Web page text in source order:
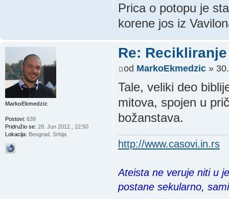
Prica o potopu je
korene jos iz
Re:
od MarkoEkmedzic» 30.
Tale, veliki deo
mitova, spojen u
božanstava.
http://www.casovi.in.rs
Ateista ne veruje niti u
postane sekularno,
MarkoEkmedzic
Postovi: 639
Pridružio se: 28. Jun 2012., 22:50
Lokacija: Beograd, Srbija